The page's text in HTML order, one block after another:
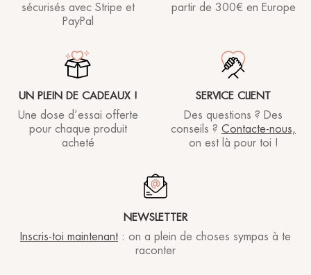
sécurisés avec Stripe et
PayPal
partir de 300€ en Europe
UN PLEIN DE CADEAUX !
Une dose d’essai offerte
pour chaque produit
acheté
SERVICE CLIENT
Des questions ? Des
conseils ? Contacte-nous,
on est là pour toi !
NEWSLETTER
Inscris-toi maintenant : on a plein de choses sympas à te
raconter